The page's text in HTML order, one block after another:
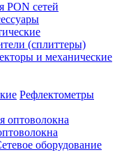
PON сетей
(сплиттеры)
и механические
Рефлектометры
оборудование